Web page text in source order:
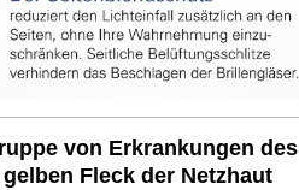
von Erkrankungen des
Fleck der Netzhaut